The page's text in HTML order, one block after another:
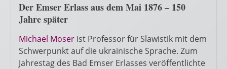
Der Emser Erlass aus dem Mai 1876 – 150
Jahre später
Michael Moser ist Professor für Slawistik mit dem
Schwerpunkt auf die ukrainische Sprache. Zum
Jahrestag des Bad Emser Erlasses veröffentlichte